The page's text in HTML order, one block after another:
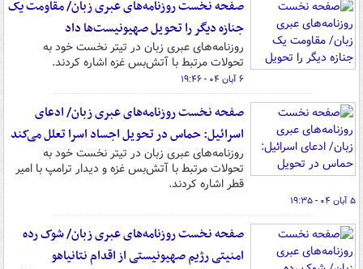
صفحه نخست روزنامه‌های عبری زبان/ مقاومت یک
جنازه دیگر را تحویل صهیونیست‌ها داد
روزنامه‌های عبری زبان در تیتر نخست خود به
تحولات مرتبط با آتش‌بس غزه اشاره کردند.
۶ آبان ۰۴ - ۱۹:۴۶
صفحه نخست روزنامه‌های عبری زبان/ ادعای
اسرائیل: حماس در تحویل اجساد اسرا تعلل می‌کند
روزنامه‌های عبری زبان در تیتر نخست خود به
تحولات مرتبط با آتش‌بس غزه و دیدار ترامپ با امیر
قطر اشاره کردند.
۵ آبان ۰۴ - ۱۹:۳۵
صفحه نخست روزنامه‌های عبری زبان/ شوک رده
امنیتی رژیم صهیونیستی از اقدام نتانیاهو